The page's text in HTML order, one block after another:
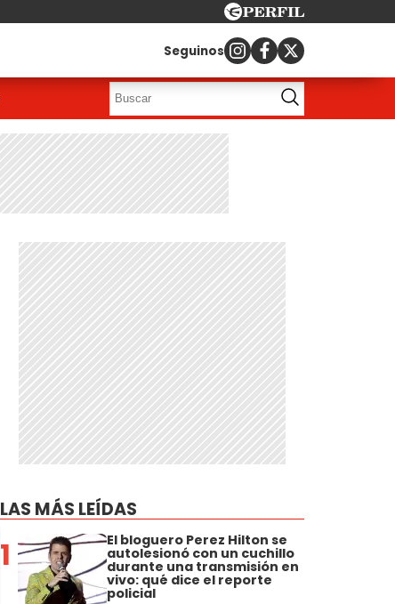
Seguinos
LAS MÁS LEÍDAS
1 El bloguero Perez Hilton se
autolesionó con un cuchillo
durante una transmisión en
vivo: qué dice el reporte
policial